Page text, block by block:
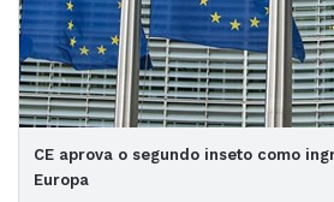
CE aprova o segundo inseto como
Europa